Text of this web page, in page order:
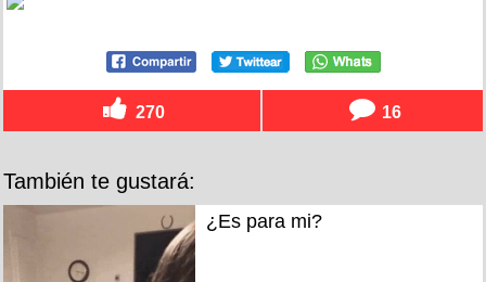
270 16
También te gustará:
¿Es para mi?